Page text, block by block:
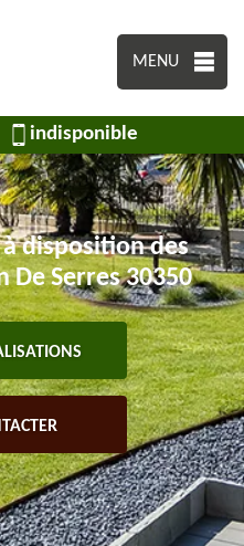
MENU
indisponible
disposition des
De Serres 30350